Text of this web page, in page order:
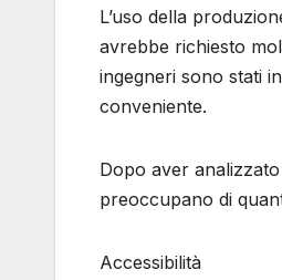
L’uso della
avrebbe richiesto
ingegneri sono stati
conveniente.
Dopo aver
preoccupano di
Accessibilità